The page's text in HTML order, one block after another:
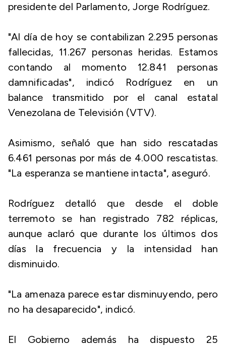
presidente del Parlamento, Jorge Rodríguez.
"Al día de hoy se contabilizan 2.295 personas
fallecidas, 11.267 personas heridas. Estamos
contando al momento 12.841 personas
damnificadas", indicó Rodríguez en un
balance transmitido por el canal estatal
Venezolana de Televisión (VTV).
Asimismo, señaló que han sido rescatadas
6.461 personas por más de 4.000 rescatistas.
"La esperanza se mantiene intacta", aseguró.
Rodríguez detalló que desde el doble
terremoto se han registrado 782 réplicas,
aunque aclaró que durante los últimos dos
días la frecuencia y la intensidad han
disminuido.
"La amenaza parece estar disminuyendo, pero
no ha desaparecido", indicó.
El Gobierno además ha dispuesto 25